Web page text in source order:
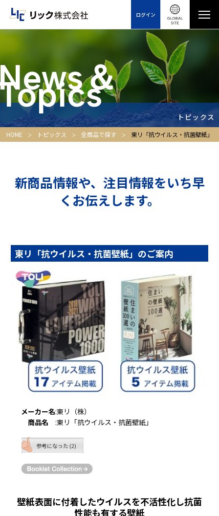
ログイン
＆
トピックス
HOME トピックス 全商品で探す 東リ「抗ウイルス・抗菌壁紙」
新商品情報や、注目情報をいち早
くお伝えします。
東リ「抗ウイルス・抗菌壁紙」のご案内
メーカー名:東リ（株）
商品名
:東リ「抗ウイルス・抗菌壁紙」
参考になった (2)
壁紙表面に付着したウイルスを不活性化し抗菌
性能も有する壁紙